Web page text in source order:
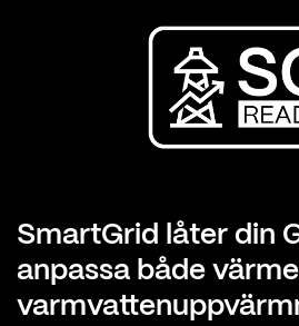
SmartGrid låter din
anpassa både